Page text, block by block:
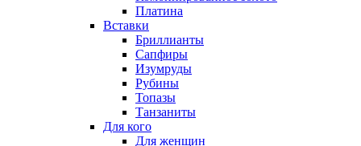
Платина
Вставки
Бриллианты
Сапфиры
Изумруды
Рубины
Топазы
Танзаниты
Для кого
Для женщин